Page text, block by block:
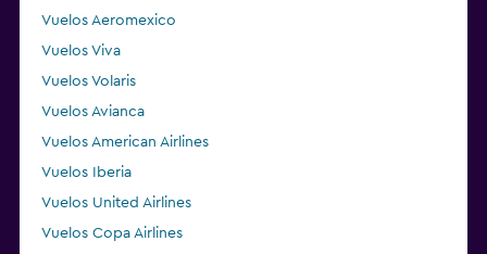
Vuelos Aeromexico
Vuelos Viva
Vuelos Volaris
Vuelos Avianca
Vuelos American Airlines
Vuelos Iberia
Vuelos United Airlines
Vuelos Copa Airlines